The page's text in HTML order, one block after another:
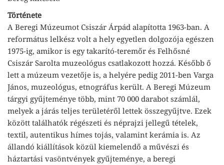
Története
A Beregi Múzeumot Csiszár Árpád alapította 1963-ban. A
református lelkész volt a hely egyetlen dolgozója egészen
1975-ig, amikor is egy takarító-teremőr és Felhősné
Csiszár Sarolta muzeológus csatlakozott hozzá. Később ő
lett a múzeum vezetője is, a helyére pedig 2011-ben Varga
János, muzeológus, etnográfus került. A Beregi Múzeum
tárgyi gyűjteménye több, mint 70 000 darabot számlál,
melyek a járás teljes területéről lettek összegyűjtve. Ezek
között találhatók régészeti és néprajzi jellegű tételek,
textil, autentikus hímes tojás, valamint kerámia is. Az
állandó kiállítások közül kiemelendő a művészi és
háztartási vasöntvények gyűjteménye, a beregi